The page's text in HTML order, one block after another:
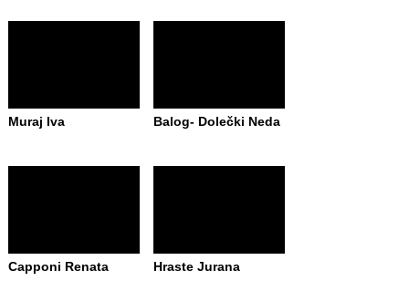
Muraj Iva Balog- Dolečki Neda
Capponi Renata Hraste Jurana